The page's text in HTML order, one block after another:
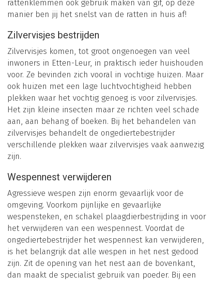
rattenklemmen ook gebruik maken van gif, op deze
manier ben jij het snelst van de ratten in huis af!
Zilvervisjes bestrijden
Zilvervisjes komen, tot groot ongenoegen van veel
inwoners in Etten-Leur, in praktisch ieder huishouden
voor. Ze bevinden zich vooral in vochtige huizen. Maar
ook huizen met een lage luchtvochtigheid hebben
plekken waar het vochtig genoeg is voor zilvervisjes.
Het zijn kleine insecten maar ze richten veel schade
aan, aan behang of boeken. Bij het behandelen van
zilvervisjes behandelt de ongediertebestrijder
verschillende plekken waar zilvervisjes vaak aanwezig
zijn.
Wespennest verwijderen
Agressieve wespen zijn enorm gevaarlijk voor de
omgeving. Voorkom pijnlijke en gevaarlijke
wespensteken, en schakel plaagdierbestrijding in voor
het verwijderen van een wespennest. Voordat de
ongediertebestrijder het wespennest kan verwijderen,
is het belangrijk dat alle wespen in het nest gedood
zijn. Zit de opening van het nest aan de bovenkant,
dan maakt de specialist gebruik van poeder. Bij een